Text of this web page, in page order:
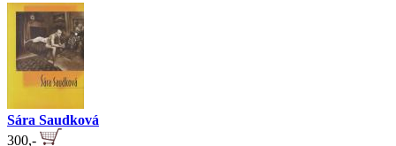
Sára Saudková
300,-